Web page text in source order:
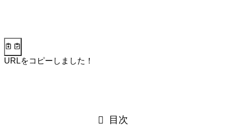
URLをコピーしました！
目次